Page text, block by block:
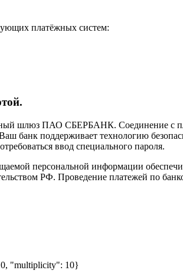
платёжных систем:
шлюз ПАО СБЕРБАНК. Соединение с
банк поддерживает технологию
ввод специального пароля.
персональной информации
РФ. Проведение платежей по
"multiplicity": 10}